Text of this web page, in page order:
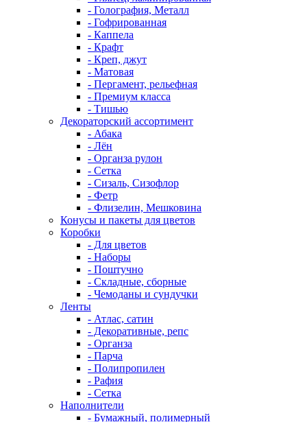
- Голография, Металл
- Гофрированная
- Каппела
- Крафт
- Креп, джут
- Матовая
- Пергамент, рельефная
- Премиум класса
- Тишью
Декораторский ассортимент
- Абака
- Лён
- Органза рулон
- Сетка
- Сизаль, Сизофлор
- Фетр
- Флизелин, Мешковина
Конусы и пакеты для цветов
Коробки
- Для цветов
- Наборы
- Поштучно
- Складные, сборные
- Чемоданы и сундучки
Ленты
- Атлас, сатин
- Декоративные, репс
- Органза
- Парча
- Полипропилен
- Рафия
- Сетка
Наполнители
- Бумажный, полимерный